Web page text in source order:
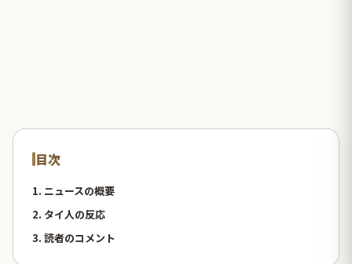
目次
1. ニュースの概要
2. タイ人の反応
3. 読者のコメント